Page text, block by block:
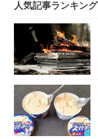
人気記事ランキング